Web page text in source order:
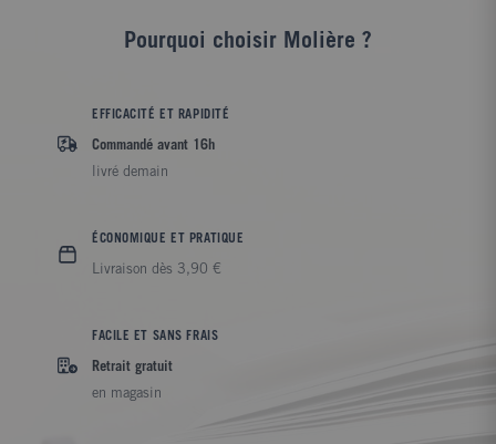
Pourquoi choisir Molière ?
EFFICACITÉ ET RAPIDITÉ
Commandé avant 16h
livré demain
ÉCONOMIQUE ET PRATIQUE
Livraison dès 3,90 €
FACILE ET SANS FRAIS
Retrait gratuit
en magasin